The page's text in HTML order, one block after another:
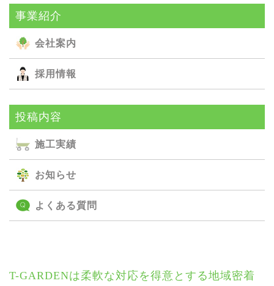
事業紹介
会社案内
採用情報
投稿内容
施⼯実績
お知らせ
よくある質問
T-GARDENは柔軟な対応を得意とする地域密着